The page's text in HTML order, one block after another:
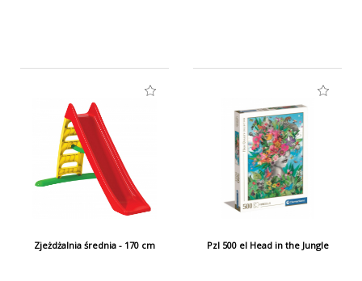
Zjeżdżalnia średnia - 170 cm Pzl 500 el Head in the Jungle